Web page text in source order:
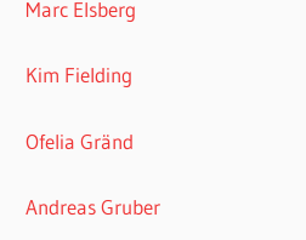
Marc Elsberg
Kim Fielding
Ofelia Gränd
Andreas Gruber